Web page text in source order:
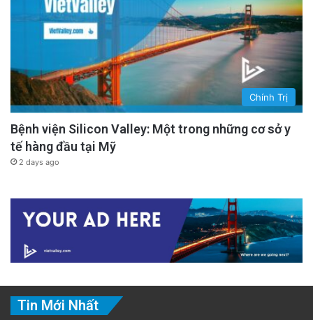
Chính Trị
Bệnh viện Silicon Valley: Một trong những cơ sở y
tế hàng đầu tại Mỹ
2 days ago
Tin Mới Nhất